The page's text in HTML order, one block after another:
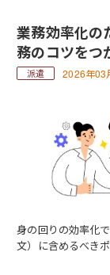
業務効率化
務のコツをつ
2026年03
身の回りの効率化
文）に含めるべき